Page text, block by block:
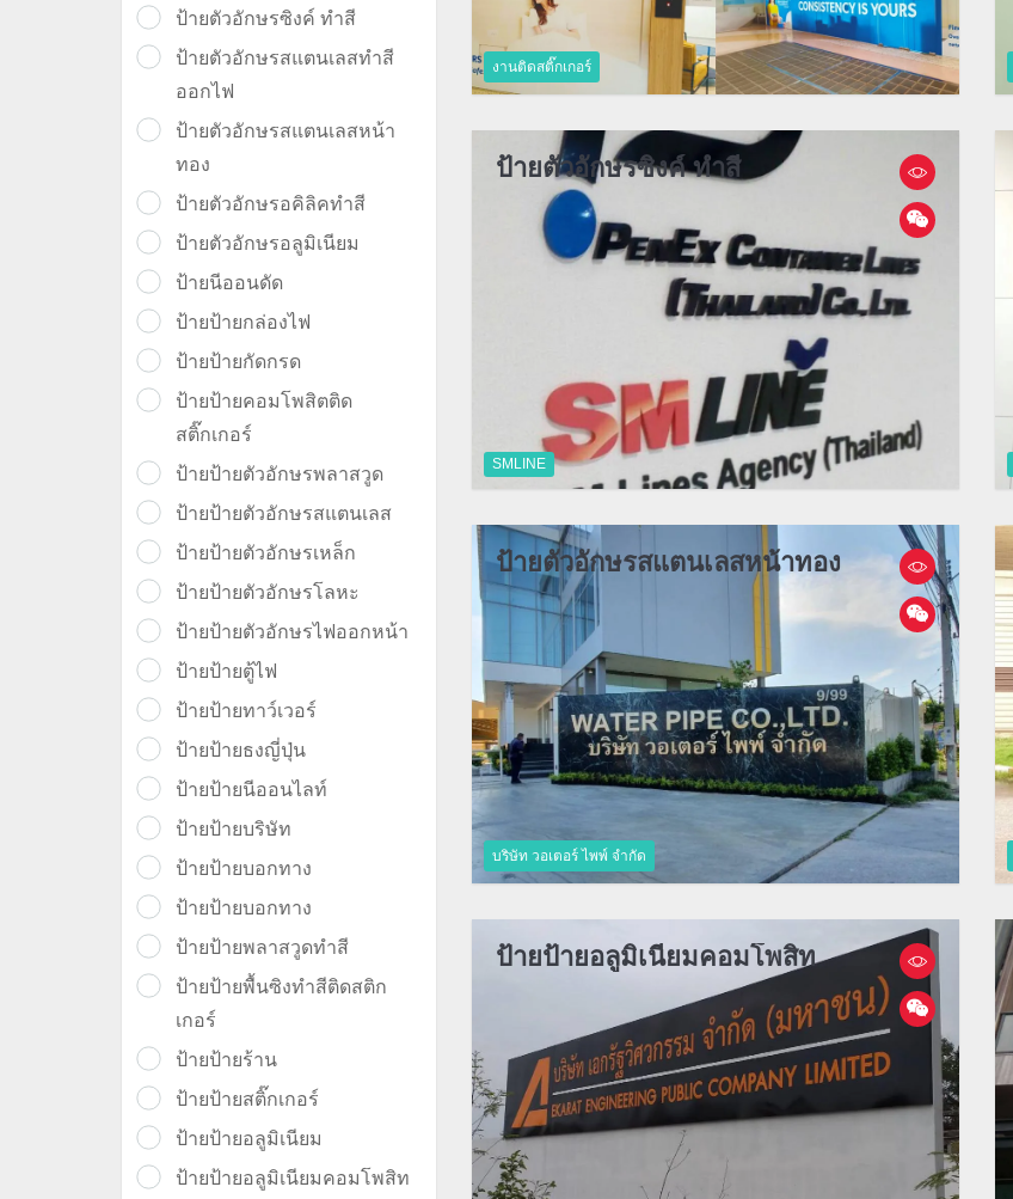
ป้ายตัวอักษรซิงค์ ทำสี
ป้ายตัวอักษรสแตนเลสทำสี
ออกไฟ
ป้ายตัวอักษรสแตนเลสหน้า
ทอง
ป้ายตัวอักษรอคิลิคทำสี
ป้ายตัวอักษรอลูมิเนียม
ป้ายนีออนดัด
ป้ายป้ายกล่องไฟ
ป้ายป้ายกัดกรด
ป้ายป้ายคอมโพสิตติด
สติ๊กเกอร์
ป้ายป้ายตัวอักษรพลาสวูด
ป้ายป้ายตัวอักษรสแตนเลส
ป้ายป้ายตัวอักษรเหล็ก
ป้ายป้ายตัวอักษรโลหะ
ป้ายป้ายตัวอักษรไฟออกหน้า
ป้ายป้ายตู้ไฟ
ป้ายป้ายทาว์เวอร์
ป้ายป้ายธงญี่ปุ่น
ป้ายป้ายนีออนไลท์
ป้ายป้ายบริษัท
ป้ายป้ายบอกทาง
ป้ายป้ายบอกทาง
ป้ายป้ายพลาสวูดทำสี
ป้ายป้ายพื้นซิงทำสีติดสติก
เกอร์
ป้ายป้ายร้าน
ป้ายป้ายสติ๊กเกอร์
ป้ายป้ายอลูมิเนียม
ป้ายป้ายอลูมิเนียมคอมโพสิท
งานติดสติ๊กเกอร์
SMLINE
ป้ายตัวอักษรซิงค์ ทำสี
บริษัท วอเตอร์ ไพพ์ จำกัด
ป้ายตัวอักษรสแตนเลสหน้าทอง
ป้ายป้ายอลูมิเนียมคอมโพสิท